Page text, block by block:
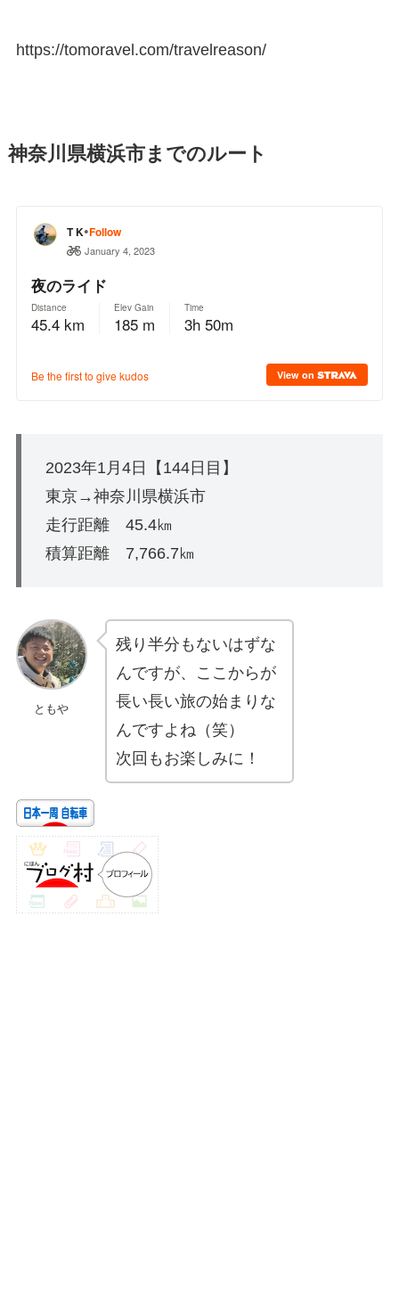
https://tomoravel.com/travelreason/
神奈川県横浜市までのルート
2023年1月4日【144日目】
東京→神奈川県横浜市
走行距離 45.4㎞
積算距離 7,766.7㎞
ともや
残り半分もないはずな
んですが、ここからが
長い長い旅の始まりな
んですよね（笑）
次回もお楽しみに！